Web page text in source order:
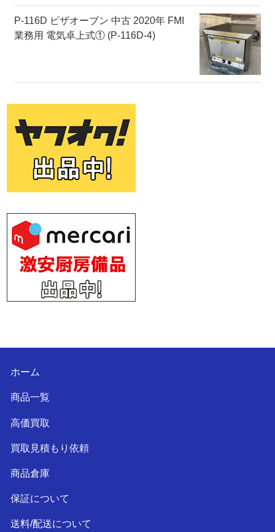
P-116D ピザオーブン 中古 2020年 FMI
業務用 電気卓上式① (P-116D-4)
ホーム
商品一覧
高価買取
買取見積もり依頼
商品倉庫
保証について
送料/配送について